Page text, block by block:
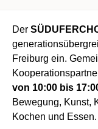
Der
Freiburg ein.
von 10:00 bis
Bewegung, Kunst,
Kochen und Essen.